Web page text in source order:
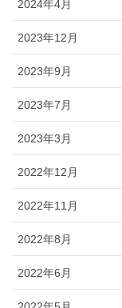
2024年4月
2023年12月
2023年9月
2023年7月
2023年3月
2022年12月
2022年11月
2022年8月
2022年6月